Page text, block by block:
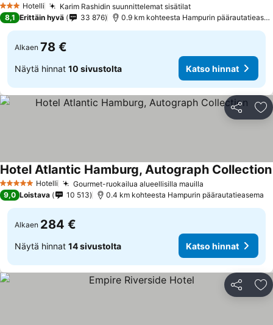
3 Tähtiluokitus
Hotelli Karim Rashidin suunnittelemat sisätilat
8,1 Erittäin hyvä 33 876 0.9 km kohteesta Hampurin päärautatieasema
Alkaen 78 €
Näytä hinnat 10 sivustolta Katso hinnat
Jaa
5 Tähtiluokitus
Hotelli Gourmet-ruokailua alueellisilla mauilla
Hotel Atlantic Hamburg, Autograph Collection
9,0 Loistava 10 513 0.4 km kohteesta Hampurin päärautatieasema
Alkaen 284 €
Näytä hinnat 14 sivustolta Katso hinnat
Jaa